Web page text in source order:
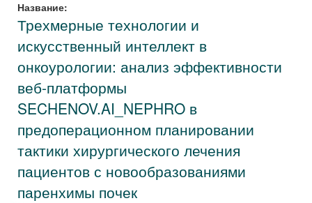
Название:
Трехмерные технологии и
искусственный интеллект в
онкоурологии: анализ эффективности
веб-платформы
SECHENOV.AI_NEPHRO в
предоперационном планировании
тактики хирургического лечения
пациентов с новообразованиями
паренхимы почек